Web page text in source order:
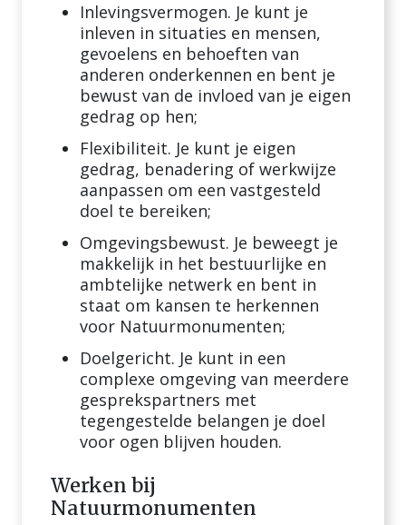
Inlevingsvermogen. Je kunt je
inleven in situaties en mensen,
gevoelens en behoeften van
anderen onderkennen en bent je
bewust van de invloed van je eigen
gedrag op hen;
Flexibiliteit. Je kunt je eigen
gedrag, benadering of werkwijze
aanpassen om een vastgesteld
doel te bereiken;
Omgevingsbewust. Je beweegt je
makkelijk in het bestuurlijke en
ambtelijke netwerk en bent in
staat om kansen te herkennen
voor Natuurmonumenten;
Doelgericht. Je kunt in een
complexe omgeving van meerdere
gesprekspartners met
tegengestelde belangen je doel
voor ogen blijven houden.
Werken bij
Natuurmonumenten